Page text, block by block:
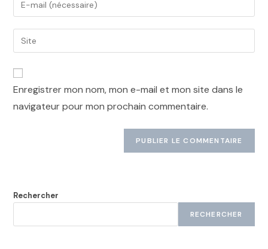
Enregistrer mon nom, mon e-mail et mon site dans le
navigateur pour mon prochain commentaire.
Rechercher
RECHERCHER